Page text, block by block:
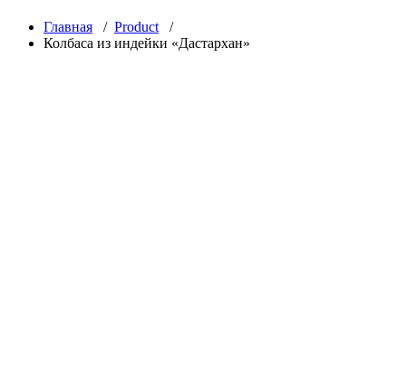
Главная / Product /
Колбаса из индейки «Дастархан»